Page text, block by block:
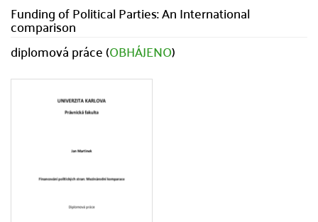
Funding of Political Parties: An International
comparison
diplomová práce (OBHÁJENO)